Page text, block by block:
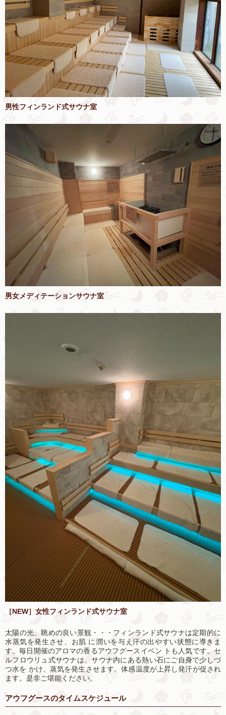
男性フィンランド式サウナ室
男女メディテーションサウナ室
太陽の光、眺めの良い景観・・・フィンランド式サウナは定期的に
水蒸気を発生させ、お肌 に潤いを与え汗の出やすい状態に導きま
す。毎日開催のアロマの香るアウフグースイベン トも人気です。セ
ルフロウリュ式サウナは、サウナ内にある熱い石にご自身で少しづ
つ水を かけ、蒸気を発生させます。体感温度が上昇し発汗が促され
ます。是非ご堪能ください。
［NEW］女性フィンランド式サウナ室
アウフグースのタイムスケジュール